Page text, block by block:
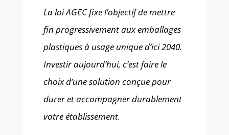
La loi AGEC fixe l’objectif de mettre
fin progressivement aux emballages
plastiques à usage unique d’ici 2040.
Investir aujourd’hui, c’est faire le
choix d’une solution conçue pour
durer et accompagner durablement
votre établissement.